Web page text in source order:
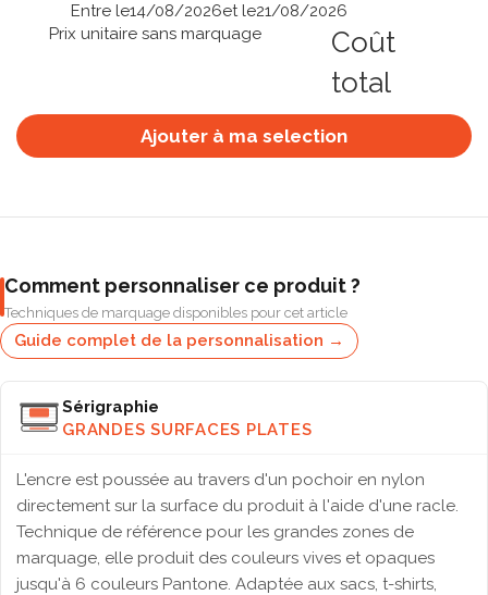
Entre le14/08/2026et le21/08/2026
Prix unitaire sans marquage
Coût
total
Ajouter à ma selection
Comment personnaliser ce produit ?
Techniques de marquage disponibles pour cet article
Guide complet de la personnalisation →
Sérigraphie
GRANDES SURFACES PLATES
L'encre est poussée au travers d'un pochoir en nylon
directement sur la surface du produit à l'aide d'une racle.
Technique de référence pour les grandes zones de
marquage, elle produit des couleurs vives et opaques
jusqu'à 6 couleurs Pantone. Adaptée aux sacs, t-shirts,